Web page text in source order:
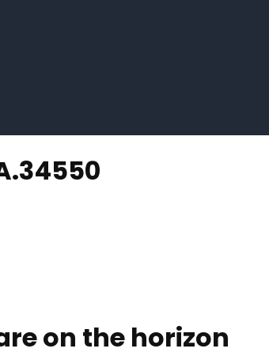
on the horizon